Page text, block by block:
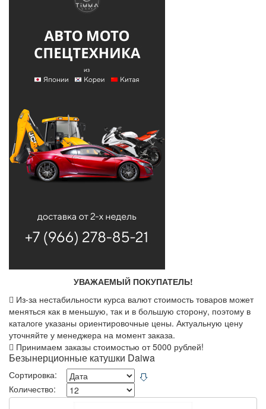
УВАЖАЕМЫЙ ПОКУПАТЕЛЬ!
Из-за нестабильности курса валют стоимость товаров может
меняться как в меньшую, так и в большую сторону, поэтому в
каталоге указаны ориентировочные цены. Актуальную цену
уточняйте у менеджера на момент заказа.
Принимаем заказы стоимостью от 5000 рублей!
Безынерционные катушки Daiwa
Сортировка:
Количество: